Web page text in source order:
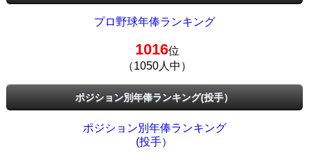
プロ野球年俸ランキング
1016位
（1050人中）
ポジション別年俸ランキング(投手）
ポジション別年俸ランキング
(投手）